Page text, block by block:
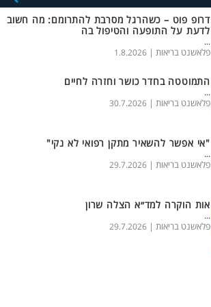
דרופ פוט – כשהרגל מסרבת להתרומם: מה חשוב
לדעת על התופעה והטיפול בה
...
פלאשנט בריאות | 1.8.2026
התמוטטה בחדר כושר וחזרה לחיים
...
פלאשנט בריאות | 30.7.2026
"אי אפשר להשאיר מתקן רפואי לא נקי"
...
פלאשנט בריאות | 29.7.2026
אות הוקרה למד״א הצלה שרון
...
פלאשנט בריאות | 29.7.2026